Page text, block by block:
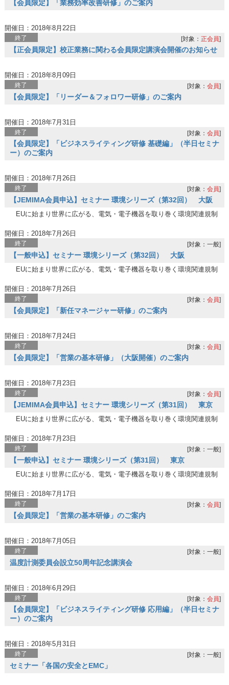
【会員限定】「業務効率改善研修」のご案内
開催日：2018年8月22日
終了
【正会員限定】校正業務に関わる会員限定講演会開催のお知らせ
[対象：正会員]
開催日：2018年8月09日
終了
【会員限定】「リーダー＆フォロワー研修」のご案内
[対象：会員]
開催日：2018年7月31日
終了
【会員限定】「ビジネスライティング研修 基礎編」（半日セミナ
ー）のご案内
[対象：会員]
開催日：2018年7月26日
終了
【JEMIMA会員申込】セミナー 環境シリーズ（第32回） 大阪
[対象：会員]
EUに始まり世界に広がる、電気・電子機器を取り巻く環境関連規制
開催日：2018年7月26日
終了
【一般申込】セミナー 環境シリーズ（第32回） 大阪
[対象：一般]
EUに始まり世界に広がる、電気・電子機器を取り巻く環境関連規制
開催日：2018年7月26日
終了
【会員限定】「新任マネージャー研修」のご案内
[対象：会員]
開催日：2018年7月24日
終了
【会員限定】「営業の基本研修」（大阪開催）のご案内
[対象：会員]
開催日：2018年7月23日
終了
【JEMIMA会員申込】セミナー 環境シリーズ（第31回） 東京
[対象：会員]
EUに始まり世界に広がる、電気・電子機器を取り巻く環境関連規制
開催日：2018年7月23日
終了
【一般申込】セミナー 環境シリーズ（第31回） 東京
[対象：一般]
EUに始まり世界に広がる、電気・電子機器を取り巻く環境関連規制
開催日：2018年7月17日
終了
【会員限定】「営業の基本研修」のご案内
[対象：会員]
開催日：2018年7月05日
終了
温度計測委員会設立50周年記念講演会
[対象：一般]
開催日：2018年6月29日
終了
【会員限定】「ビジネスライティング研修 応用編」（半日セミナ
ー）のご案内
[対象：会員]
開催日：2018年5月31日
終了
セミナー「各国の安全とEMC」
[対象：一般]